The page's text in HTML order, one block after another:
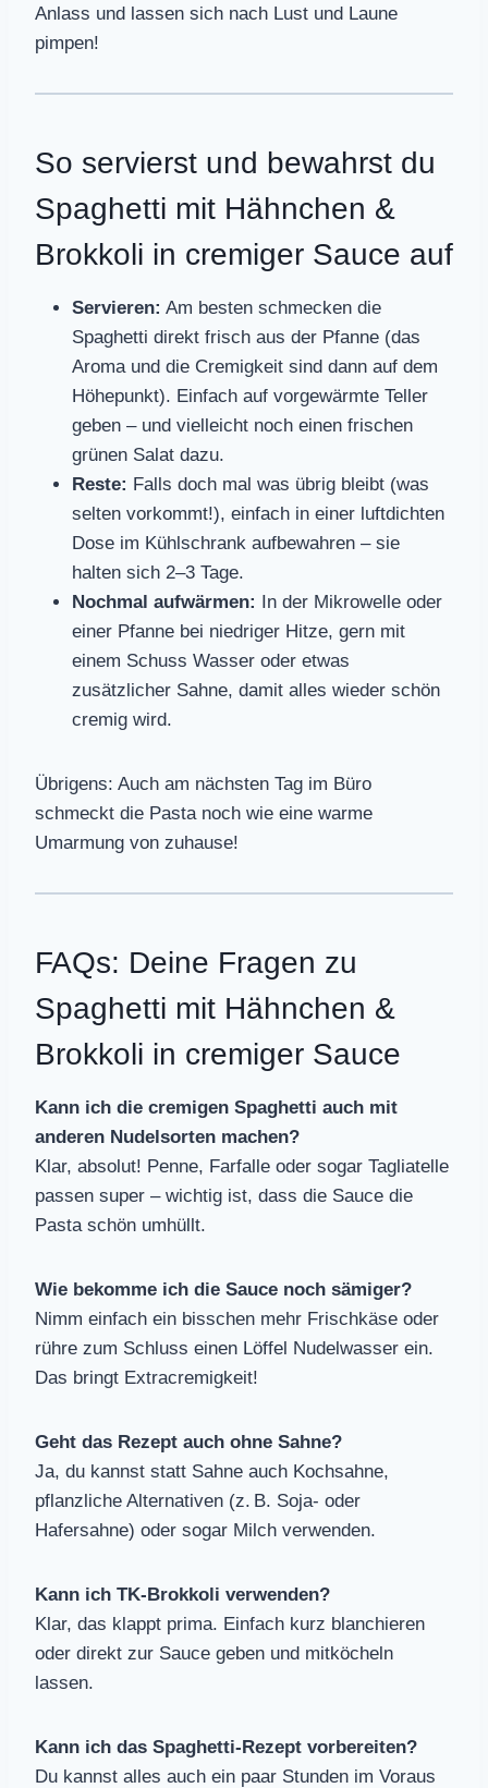
Anlass und lassen sich nach Lust und Laune
pimpen!
So servierst und bewahrst du
Spaghetti mit Hähnchen &
Brokkoli in cremiger Sauce auf
Servieren: Am besten schmecken die
Spaghetti direkt frisch aus der Pfanne (das
Aroma und die Cremigkeit sind dann auf dem
Höhepunkt). Einfach auf vorgewärmte Teller
geben – und vielleicht noch einen frischen
grünen Salat dazu.
Reste: Falls doch mal was übrig bleibt (was
selten vorkommt!), einfach in einer luftdichten
Dose im Kühlschrank aufbewahren – sie
halten sich 2–3 Tage.
Nochmal aufwärmen: In der Mikrowelle oder
einer Pfanne bei niedriger Hitze, gern mit
einem Schuss Wasser oder etwas
zusätzlicher Sahne, damit alles wieder schön
cremig wird.
Übrigens: Auch am nächsten Tag im Büro
schmeckt die Pasta noch wie eine warme
Umarmung von zuhause!
FAQs: Deine Fragen zu
Spaghetti mit Hähnchen &
Brokkoli in cremiger Sauce
Kann ich die cremigen Spaghetti auch mit
anderen Nudelsorten machen?
Klar, absolut! Penne, Farfalle oder sogar Tagliatelle
passen super – wichtig ist, dass die Sauce die
Pasta schön umhüllt.
Wie bekomme ich die Sauce noch sämiger?
Nimm einfach ein bisschen mehr Frischkäse oder
rühre zum Schluss einen Löffel Nudelwasser ein.
Das bringt Extracremigkeit!
Geht das Rezept auch ohne Sahne?
Ja, du kannst statt Sahne auch Kochsahne,
pflanzliche Alternativen (z. B. Soja- oder
Hafersahne) oder sogar Milch verwenden.
Kann ich TK-Brokkoli verwenden?
Klar, das klappt prima. Einfach kurz blanchieren
oder direkt zur Sauce geben und mitköcheln
lassen.
Kann ich das Spaghetti-Rezept vorbereiten?
Du kannst alles auch ein paar Stunden im Voraus